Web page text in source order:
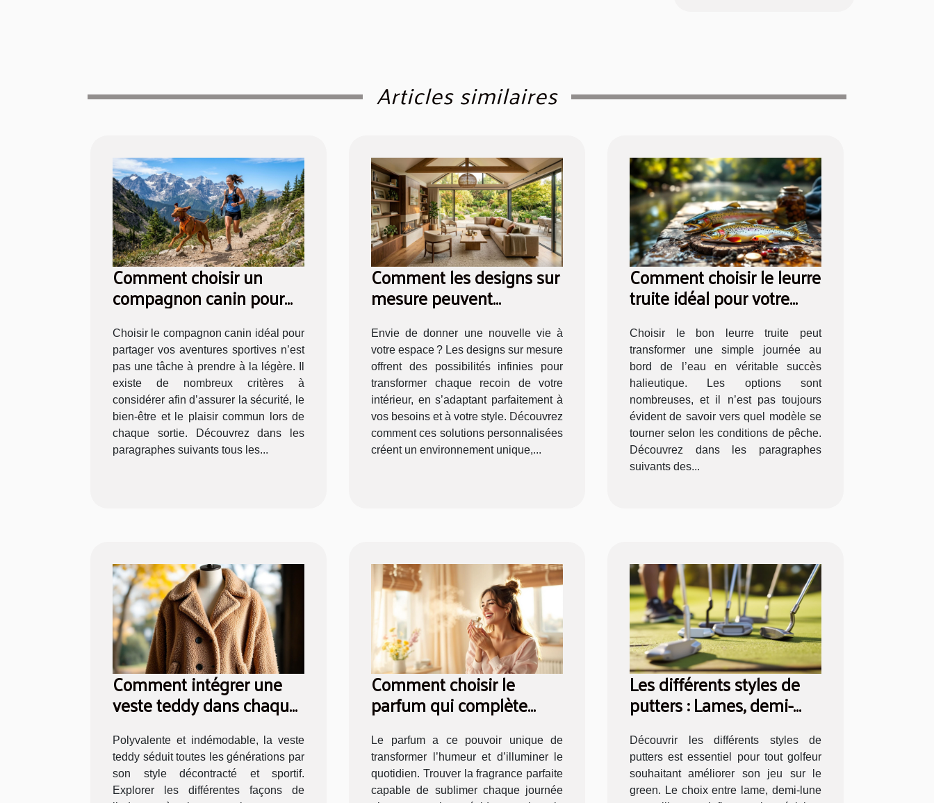
Articles similaires
Comment choisir un
compagnon canin pour
vos aventures sportives ?
Choisir le compagnon canin idéal pour
partager vos aventures sportives n’est
pas une tâche à prendre à la légère. Il
existe de nombreux critères à
considérer afin d’assurer la sécurité, le
bien-être et le plaisir commun lors de
chaque sortie. Découvrez dans les
paragraphes suivants tous les...
Comment les designs sur
mesure peuvent
transformer votre
intérieur ?
Envie de donner une nouvelle vie à
votre espace ? Les designs sur mesure
offrent des possibilités infinies pour
transformer chaque recoin de votre
intérieur, en s’adaptant parfaitement à
vos besoins et à votre style. Découvrez
comment ces solutions personnalisées
créent un environnement unique,...
Comment choisir le leurre
truite idéal pour votre
prochaine sortie pêche ?
Choisir le bon leurre truite peut
transformer une simple journée au
bord de l’eau en véritable succès
halieutique. Les options sont
nombreuses, et il n’est pas toujours
évident de savoir vers quel modèle se
tourner selon les conditions de pêche.
Découvrez dans les paragraphes
suivants des...
Comment intégrer une
veste teddy dans chaque
Polyvalente et indémodable, la veste
teddy séduit toutes les générations par
son style décontracté et sportif.
Explorer les différentes façons de
Comment choisir le
parfum qui complète
votre bonheur quotidien ?
Le parfum a ce pouvoir unique de
transformer l’humeur et d’illuminer le
quotidien. Trouver la fragrance parfaite
capable de sublimer chaque journée
Les différents styles de
putters : Lames, demi-
lunes, et maillets
Découvrir les différents styles de
putters est essentiel pour tout golfeur
souhaitant améliorer son jeu sur le
green. Le choix entre lame, demi-lune